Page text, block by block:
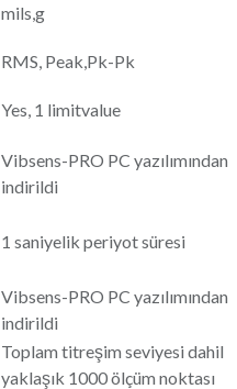
mils,g
RMS, Peak,Pk-Pk
Yes, 1 limitvalue
Vibsens-PRO PC yazılımından
indirildi
1 saniyelik periyot süresi
Vibsens-PRO PC yazılımından
indirildi
Toplam titreşim seviyesi dahil
yaklaşık 1000 ölçüm noktası